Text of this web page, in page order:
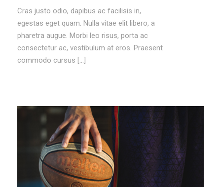
Cras justo odio, dapibus ac facilisis in,
egestas eget quam. Nulla vitae elit libero, a
pharetra augue. Morbi leo risus, porta ac
consectetur ac, vestibulum at eros. Praesent
commodo cursus […]